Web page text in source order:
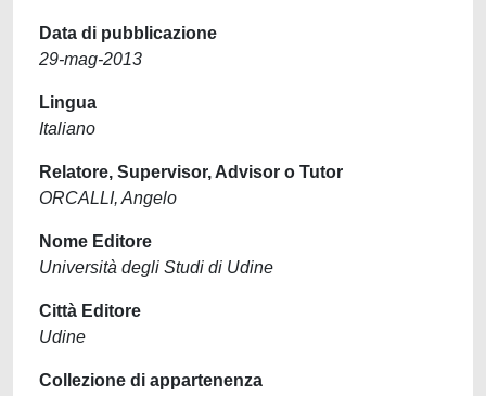
Data di pubblicazione
29-mag-2013
Lingua
Italiano
Relatore, Supervisor, Advisor o Tutor
ORCALLI, Angelo
Nome Editore
Università degli Studi di Udine
Città Editore
Udine
Collezione di appartenenza